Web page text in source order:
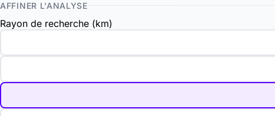
AFFINER L'ANALYSE
Rayon de recherche (km)